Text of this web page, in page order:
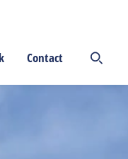
Contact